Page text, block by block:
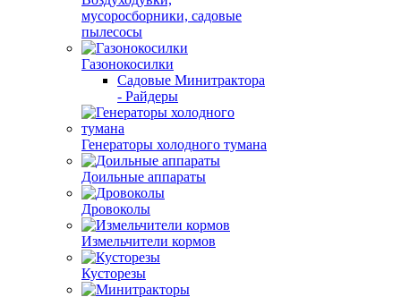
мусоросборники, cадовые
пылесосы
Газонокосилки
Садовые Минитрактора
- Райдеры
Генераторы холодного тумана
Доильные аппараты
Дровоколы
Измельчители кормов
Кусторезы